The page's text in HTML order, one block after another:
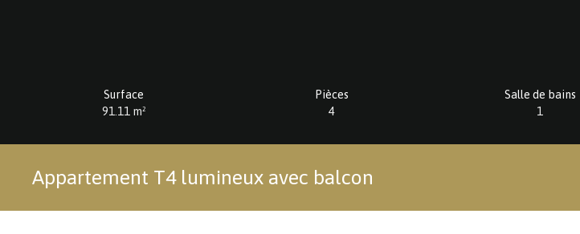
Surface
91.11 m²
Pièces
4
Salle de bains
1
Appartement T4 lumineux avec balcon